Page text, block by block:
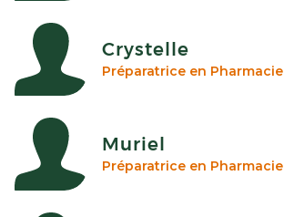
Crystelle
Préparatrice en Pharmacie
Muriel
Préparatrice en Pharmacie